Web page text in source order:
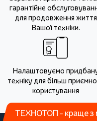
гарантійне
для продовження життя
Вашої техніки.
Налаштовуємо
техніку для більш
користування
ТЕХНОТОП - краще з